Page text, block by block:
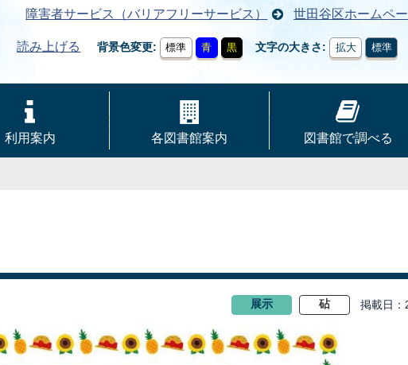
障害者サービス（バリアフリーサービス） 世田谷区ホームペ
読み上げる 背景色変更 標準 青 黒 文字の大きさ 拡大 標準
利用案内 各図書館案内 図書館で調べる
展示 砧 掲載日